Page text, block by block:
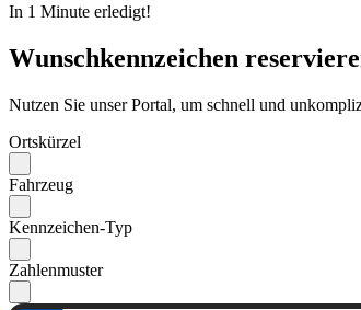
In 1 Minute erledigt!
Wunschkennzeichen
Nutzen Sie unser Portal, um schnell und
Ortskürzel
Fahrzeug
Kennzeichen-Typ
Zahlenmuster